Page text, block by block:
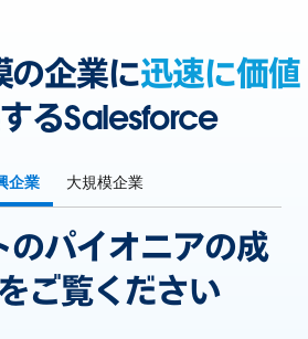
の企業に迅速に価値
するSalesforce
企業 大規模企業
のパイオニアの成
ご覧ください